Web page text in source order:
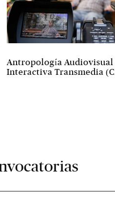
Antropología Audiovisual
Interactiva Transmedia